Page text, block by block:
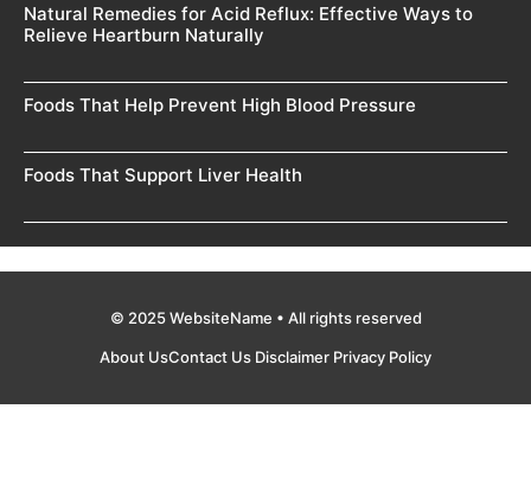
Natural Remedies for Acid Reflux: Effective Ways to
Relieve Heartburn Naturally
Foods That Help Prevent High Blood Pressure
Foods That Support Liver Health
© 2025 WebsiteName • All rights reserved
About UsContact Us Disclaimer Privacy Policy